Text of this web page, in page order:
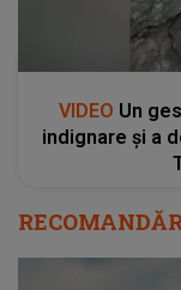
VIDEO Un
indignare și a